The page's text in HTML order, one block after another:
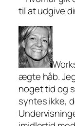
til at udgive
ægte håb.
noget tid og
syntes ikke,